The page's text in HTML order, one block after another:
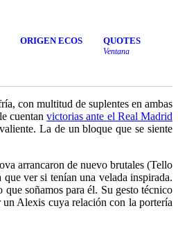
ORIGEN ECOS QUOTES
Ventana
con multitud de suplentes en ambas
cuentanvictorias ante el Real Madrid
La de un bloque que se siente
arrancaron de nuevo brutales(Tello
que ver si tenían una velada inspirada.
soñamos para él. Su gesto técnico
un Alexis cuya relación con la portería